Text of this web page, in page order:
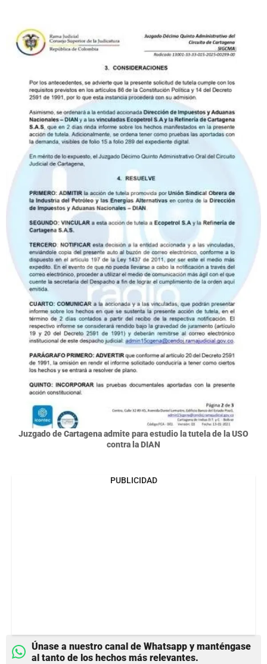
Juzgado de Cartagena admite para estudio la tutela de la USO
contra la DIAN
PUBLICIDAD
Únase a nuestro canal de Whatsapp y manténgase
al tanto de los hechos más relevantes.